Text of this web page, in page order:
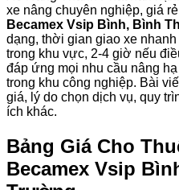
xe nâng chuyên nghiệp, giá
Becamex Vsip Bình, Bình
dạng, thời gian giao xe
trong khu vực, 2-4 giờ nếu
đáp ứng mọi nhu cầu nâng
trong khu công nghiệp. Bài
giá, lý do chọn dịch vụ, quy
ích khác.
Bảng Giá Cho
Becamex Vsip